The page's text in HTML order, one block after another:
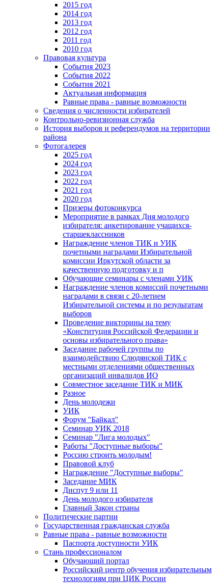
2015 год
2014 год
2013 год
2012 год
2011 год
2010 год
Правовая культура
События 2023
События 2022
События 2021
Актуальная информация
Равные права - равные возможности
Сведения о численности избирателей
Контрольно-ревизионная служба
История выборов и референдумов на территории
района
Фотогалерея
2025 год
2024 год
2023 год
2022 год
2021 год
2020 год
Призеры фотоконкурса
Мероприятие в рамках Дня молодого
избирателя: анкетирование учащихся-
старшеклассников
Награждение членов ТИК и УИК
почетными наградами Избирательной
комиссии Иркутской области за
качественную подготовку и п
Обучающие семинары с членами УИК
Награждение членов комиссий почетными
наградами в связи с 20-летием
Избирательной системы и по результатам
выборов
Проведение викторины на тему
«Конституция Российской Федерации и
основы избирательного права»
Заседание рабочей группы по
взаимодействию Слюдянской ТИК с
местными отделениями общественных
организаций инвалидов ИО
Совместное заседание ТИК и МИК
Разное
День молодежи
УИК
Форум "Байкал"
Семинар УИК 2018
Семинар "Лига молодых"
Работы "Доступные выборы"
Россию строить молодым!
Правовой клуб
Награждение "Доступные выборы"
Заседание МИК
Диспут 9 или 11
День молодого избирателя
Главный Закон страны
Политические партии
Государственная гражданская служба
Равные права - равные возможности
Паспорта доступности УИК
Стань профессионалом
Обучающий портал
Российский центр обучения избирательным
технологиям при ЦИК России